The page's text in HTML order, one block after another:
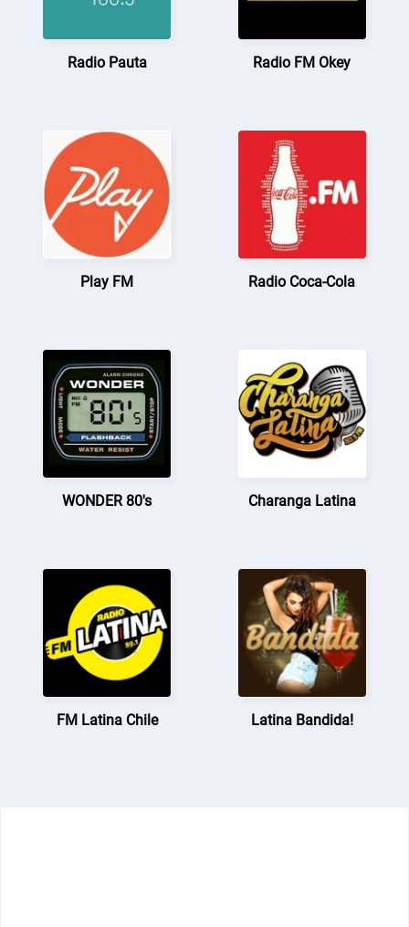
Radio Pauta Radio FM Okey
Play FM Radio Coca-Cola
WONDER 80's Charanga Latina
FM Latina Chile Latina Bandida!